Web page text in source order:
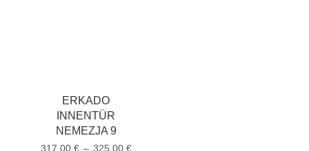
ERKADO
INNENTÜR
NEMEZJA 9
317,00 € – 325,00 €